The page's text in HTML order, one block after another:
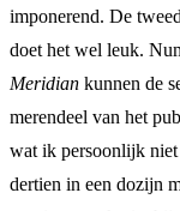
imponerend. De
doet het wel leuk.
Meridian kunnen de
merendeel van het
wat ik persoonlijk
dertien in een dozijn